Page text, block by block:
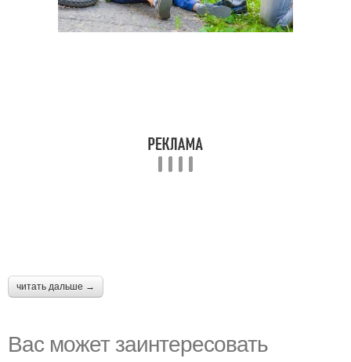
читать дальше →
Вас может заинтересовать